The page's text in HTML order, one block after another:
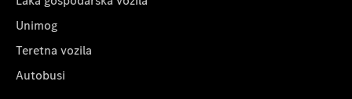
Unimog
Teretna vozila
Autobusi